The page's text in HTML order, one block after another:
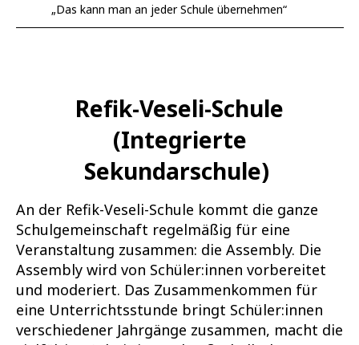
„Das kann man an jeder Schule übernehmen“
Refik-Veseli-Schule
(Integrierte
Sekundarschule)
An der Refik-Veseli-Schule kommt die ganze
Schulgemeinschaft regelmäßig für eine
Veranstaltung zusammen: die Assembly. Die
Assembly wird von Schüler:innen vorbereitet
und moderiert. Das Zusammenkommen für
eine Unterrichtsstunde bringt Schüler:innen
verschiedener Jahrgänge zusammen, macht die